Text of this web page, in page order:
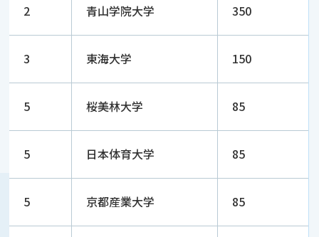
2 青山学院大学 350
3 東海大学 150
5 桜美林大学 85
5 日本体育大学 85
5 京都産業大学 85